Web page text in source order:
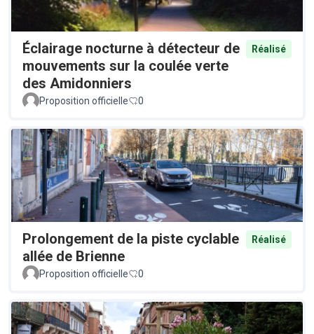
Éclairage nocturne à détecteur de
mouvements sur la coulée verte
des Amidonniers
Réalisé
Proposition officielle 0
Prolongement de la piste cyclable
allée de Brienne
Réalisé
Proposition officielle 0